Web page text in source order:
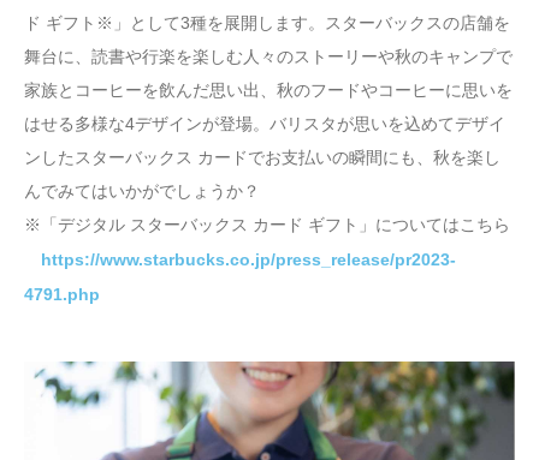
ド ギフト※」として3種を展開します。スターバックスの店舗を
舞台に、読書や行楽を楽しむ人々のストーリーや秋のキャンプで
家族とコーヒーを飲んだ思い出、秋のフードやコーヒーに思いを
はせる多様な4デザインが登場。バリスタが思いを込めてデザイ
ンしたスターバックス カードでお支払いの瞬間にも、秋を楽し
んでみてはいかがでしょうか？
※「デジタル スターバックス カード ギフト」についてはこちら
https://www.starbucks.co.jp/press_release/pr2023-
4791.php